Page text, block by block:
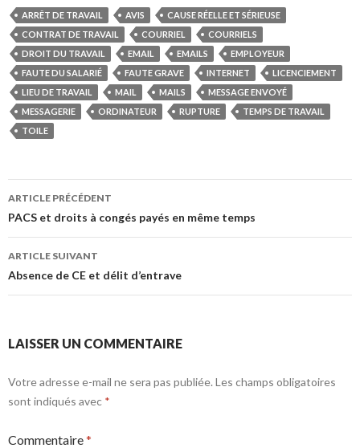
ARRÊT DE TRAVAIL AVIS
CAUSE RÉELLE ET SÉRIEUSE
CONTRAT DE TRAVAIL
COURRIEL
COURRIELS
DROIT DU TRAVAIL
EMAIL EMAILS
EMPLOYEUR
FAUTE DU SALARIÉ
FAUTE GRAVE INTERNET
LICENCIEMENT
LIEU DE TRAVAIL
MAIL MAILS
MESSAGE ENVOYÉ
MESSAGERIE
ORDINATEUR RUPTURE
TEMPS DE TRAVAIL
TOILE
Navigation
des
articles
ARTICLE PRÉCÉDENT
PACS et droits à congés payés en même temps
ARTICLE SUIVANT
Absence de CE et délit d’entrave
LAISSER UN COMMENTAIRE
Votre adresse e-mail ne sera pas publiée. Les champs obligatoires
sont indiqués avec *
Commentaire*